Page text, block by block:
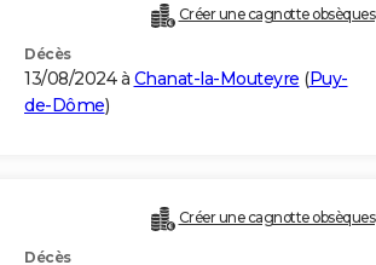
Créer une cagnotte obsèques
Décès
13/08/2024 à Chanat-la-Mouteyre (Puy-
de-Dôme)
Créer une cagnotte obsèques
Décès